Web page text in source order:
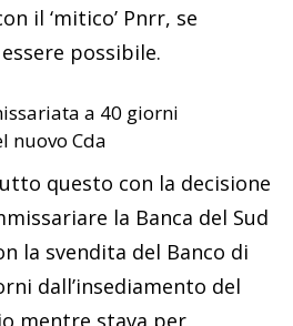
il ‘mitico’ Pnrr, se
possibile.
a 40 giorni
nuovo Cda
questo con la decisione
la Banca del Sud
la svendita del Banco di
dall’insediamento del
mentre stava per